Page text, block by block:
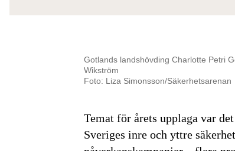
Gotlands landshövding Charlotte Petri
Wikström
Foto: Liza Simonsson/Säkerhetsarenan
Temat för årets upplaga var
Sveriges inre och yttre